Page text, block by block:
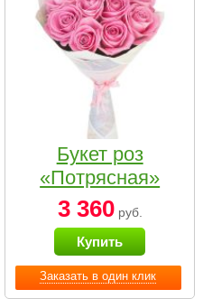
Заказать в один клик
Букет роз
«Потрясная»
3 360руб.
Купить